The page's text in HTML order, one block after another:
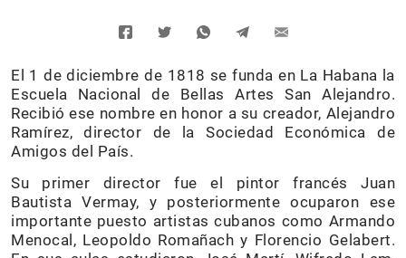
El 1 de diciembre de 1818 se funda en La Habana la
Escuela Nacional de Bellas Artes San Alejandro.
Recibió ese nombre en honor a su creador, Alejandro
Ramírez, director de la Sociedad Económica de
Amigos del País.
Su primer director fue el pintor francés Juan
Bautista Vermay, y posteriormente ocuparon ese
importante puesto artistas cubanos como Armando
Menocal, Leopoldo Romañach y Florencio Gelabert.